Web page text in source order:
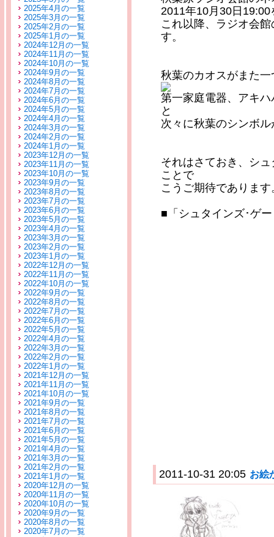
2025年4月の一覧
2025年3月の一覧
2025年2月の一覧
2025年1月の一覧
2024年12月の一覧
2024年11月の一覧
2024年10月の一覧
2024年9月の一覧
2024年8月の一覧
2024年7月の一覧
2024年6月の一覧
2024年5月の一覧
2024年4月の一覧
2024年3月の一覧
2024年2月の一覧
2024年1月の一覧
2023年12月の一覧
2023年11月の一覧
2023年10月の一覧
2023年9月の一覧
2023年8月の一覧
2023年7月の一覧
2023年6月の一覧
2023年5月の一覧
2023年4月の一覧
2023年3月の一覧
2023年2月の一覧
2023年1月の一覧
2022年12月の一覧
2022年11月の一覧
2022年10月の一覧
2022年9月の一覧
2022年8月の一覧
2022年7月の一覧
2022年6月の一覧
2022年5月の一覧
2022年4月の一覧
2022年3月の一覧
2022年2月の一覧
2022年1月の一覧
2021年12月の一覧
2021年11月の一覧
2021年10月の一覧
2021年9月の一覧
2021年8月の一覧
2021年7月の一覧
2021年6月の一覧
2021年5月の一覧
2021年4月の一覧
2021年3月の一覧
2021年2月の一覧
2021年1月の一覧
2020年12月の一覧
2020年11月の一覧
2020年10月の一覧
2020年9月の一覧
2020年8月の一覧
2020年7月の一覧
2011年10月30日
これ以降、ラジオ会
す。
秋葉のカオスがまた
第一家庭電器、アキ
と
次々に秋葉のシンボ
それはさておき、シ
ことで
こうご期待であります
■「シュタインズ･ゲ
2011-10-31 20:05 お絵